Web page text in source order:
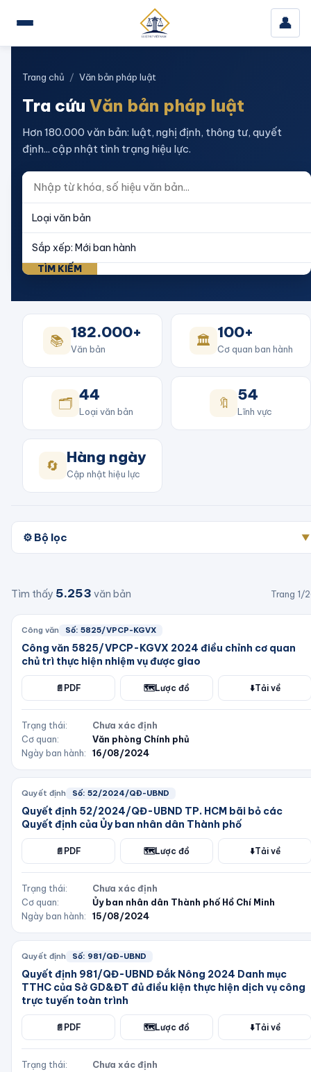
👤
Trang chủ / Văn bản pháp luật
Tra cứu Văn bản pháp luật
Hơn 180.000 văn bản: luật, nghị định, thông tư, quyết
định... cập nhật tình trạng hiệu lực.
TÌM KIẾM
📚 182.000+
Văn bản 🏛️ 100+
Cơ quan ban hành
🗂️ 44
Loại văn bản 🔖 54
Lĩnh vực
🔄 Hàng ngày
Cập nhật hiệu lực
⚙️ Bộ lọc ▼
Tìm thấy 5.253 văn bản Trang 1/
Công văn Số: 5825/VPCP-KGVX
Công văn 5825/VPCP-KGVX 2024 điều chỉnh cơ quan
chủ trì thực hiện nhiệm vụ được giao
📄 PDF 🗺️Lược đồ ⬇️Tải về
Trạng thái:
Chưa xác định
Cơ quan:
Văn phòng Chính phủ
Ngày ban hành:
16/08/2024
Quyết định Số: 52/2024/QĐ-UBND
Quyết định 52/2024/QĐ-UBND TP. HCM bãi bỏ các
Quyết định của Ủy ban nhân dân Thành phố
📄 PDF 🗺️Lược đồ ⬇️Tải về
Trạng thái:
Chưa xác định
Cơ quan:
Ủy ban nhân dân Thành phố Hồ Chí Minh
Ngày ban hành:
15/08/2024
Quyết định Số: 981/QĐ-UBND
Quyết định 981/QĐ-UBND Đắk Nông 2024 Danh mục
TTHC của Sở GD&ĐT đủ điều kiện thực hiện dịch vụ công
trực tuyến toàn trình
📄 PDF 🗺️Lược đồ ⬇️Tải về
Trạng thái:
Chưa xác định